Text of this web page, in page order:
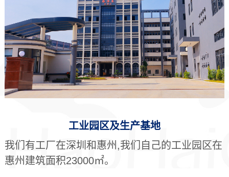
工业园区及生产基地
我们有工厂在深圳和惠州,我们自己的工业园区在
惠州建筑面积23000㎡。